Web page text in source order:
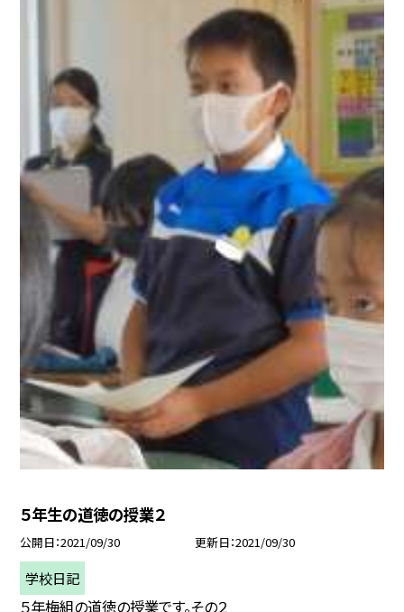
５年生の道徳の授業２
公開日 2021/09/30 更新日 2021/09/30
学校日記
５年梅組の道徳の授業です。その２